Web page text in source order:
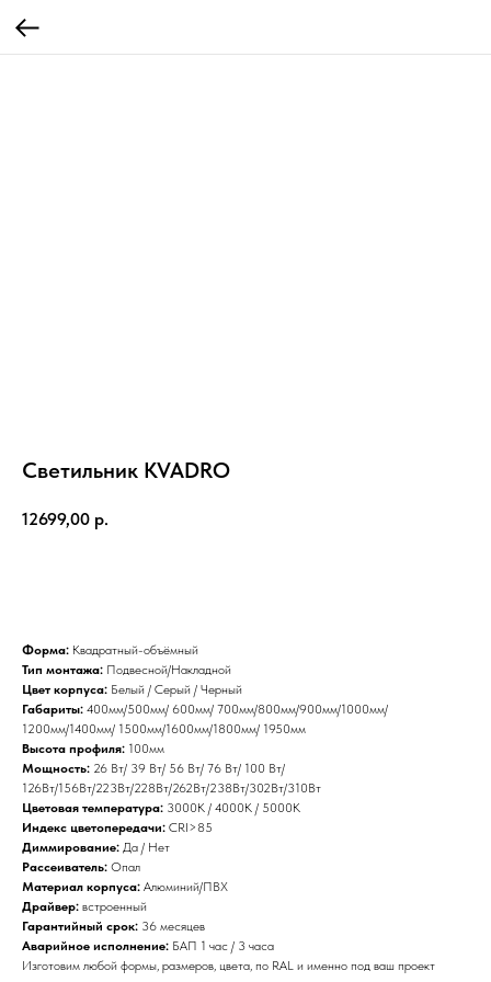
Светильник KVADRO
12699,00 р.
Форма: Квадратный-объёмный
Тип монтажа: Подвесной/Накладной
Цвет корпуса: Белый / Серый / Черный
Габариты: 400мм/500мм/ 600мм/ 700мм/800мм/900мм/1000мм/
1200мм/1400мм/ 1500мм/1600мм/1800мм/ 1950мм
Высота профиля: 100мм
Мощность: 26 Вт/ 39 Вт/ 56 Вт/ 76 Вт/ 100 Вт/
126Вт/156Вт/223Вт/228Вт/262Вт/238Вт/302Вт/310Вт
Цветовая температура: 3000К / 4000К / 5000К
Индекс цветопередачи: CRI>85
Диммирование: Да / Нет
Рассеиватель: Опал
Материал корпуса: Алюминий/ПВХ
Драйвер: встроенный
Гарантийный срок: 36 месяцев
Аварийное исполнение: БАП 1 час / 3 часа
Изготовим любой формы, размеров, цвета, по RAL и именно под ваш проект